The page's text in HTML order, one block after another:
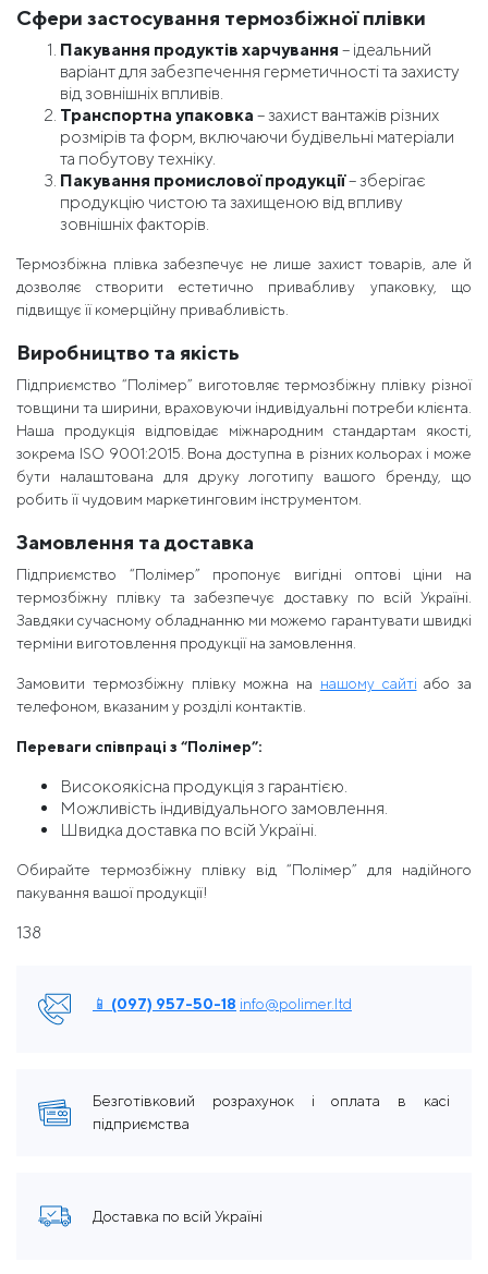
Сфери застосування термозбіжної плівки
Пакування продуктів харчування – ідеальний
варіант для забезпечення герметичності та захисту
від зовнішніх впливів.
Транспортна упаковка – захист вантажів різних
розмірів та форм, включаючи будівельні матеріали
та побутову техніку.
Пакування промислової продукції– зберігає
продукцію чистою та захищеною від впливу
зовнішніх факторів.
Термозбіжна плівка забезпечує не лише захист товарів, але й
дозволяє створити естетично привабливу упаковку, що
підвищує її комерційну привабливість.
Виробництво та якість
Підприємство “Полімер” виготовляє термозбіжну плівку різної
товщини та ширини, враховуючи індивідуальні потреби клієнта.
Наша продукція відповідає міжнародним стандартам якості,
зокрема ISO 9001:2015. Вона доступна в різних кольорах і може
бути налаштована для друку логотипу вашого бренду, що
робить її чудовим маркетинговим інструментом.
Замовлення та доставка
Підприємство “Полімер” пропонує вигідні оптові ціни на
термозбіжну плівку та забезпечує доставку по всій Україні.
Завдяки сучасному обладнанню ми можемо гарантувати швидкі
терміни виготовлення продукції на замовлення.
Замовити термозбіжну плівку можна на нашому сайті або за
телефоном, вказаним у розділі контактів.
Переваги співпраці з “Полімер”:
Високоякісна продукція з гарантією.
Можливість індивідуального замовлення.
Швидка доставка по всій Україні.
Обирайте термозбіжну плівку від “Полімер” для надійного
пакування вашої продукції!
138
📱 (097) 957-50-18 info@polimer.ltd
Безготівковий розрахунок і оплата в касі
підприємства
Доставка по всій Україні